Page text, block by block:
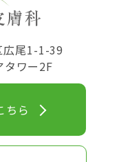
広尾1-1-39
タワー2F
ちら